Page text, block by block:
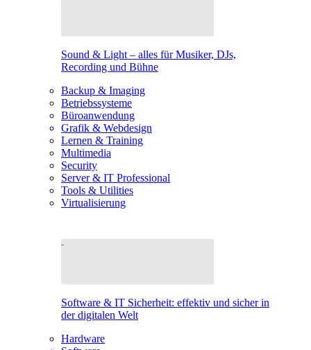
Sound & Light – alles für Musiker, DJs,
Recording und Bühne
Backup & Imaging
Betriebssysteme
Büroanwendung
Grafik & Webdesign
Lernen & Training
Multimedia
Security
Server & IT Professional
Tools & Utilities
Virtualisierung
Software & IT Sicherheit: effektiv und sicher in
der digitalen Welt
Hardware